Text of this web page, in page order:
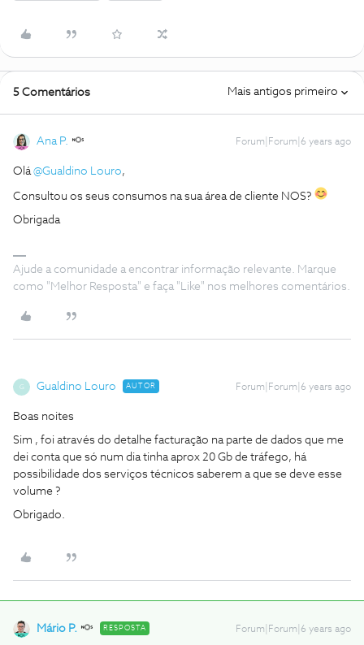
5 Comentários Mais antigos primeiro
Ana P. Forum|Forum|6 years ago
Olá@Gualdino Louro,
Consultou os seus consumos na sua área de cliente NOS?
Obrigada
Ajude a comunidade a encontrar informação relevante. Marque
como "Melhor Resposta" e faça "Like" nos melhores comentários.
G Gualdino Louro AUTOR Forum|Forum|6 years ago
Boas noites
Sim , foi através do detalhe facturação na parte de dados que me
dei conta que só num dia tinha aprox 20 Gb de tráfego, há
possibilidade dos serviços técnicos saberem a que se deve esse
volume ?
Obrigado.
Mário P. RESPOSTA Forum|Forum|6 years ago